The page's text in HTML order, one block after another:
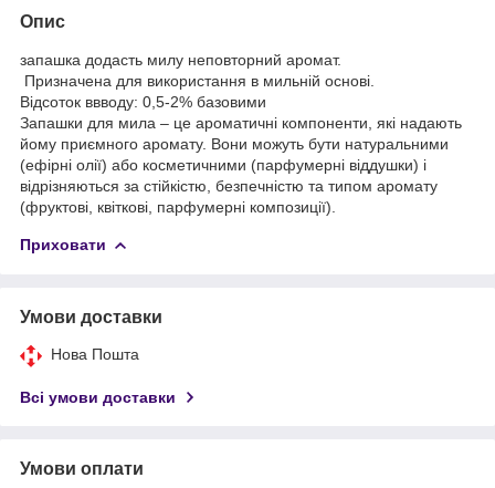
Опис
запашка додасть милу неповторний аромат.
Призначена для використання в мильній основі.
Відсоток ввводу: 0,5-2% базовими
Запашки для мила – це ароматичні компоненти, які надають
йому приємного аромату. Вони можуть бути натуральними
(ефірні олії) або косметичними (парфумерні віддушки) і
відрізняються за стійкістю, безпечністю та типом аромату
(фруктові, квіткові, парфумерні композиції).
Приховати
Умови доставки
Нова Пошта
Всі умови доставки
Умови оплати